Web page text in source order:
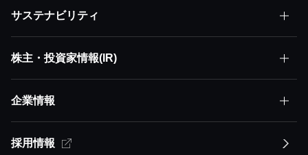
日本ペイントとはトップ
株主価値最大化（MSV）
アセット・アセンブラー
競争優位性
サステナビリティ
サステナビリティトップ
サステナビリティ方針
サステナビリティ方針トップ
イノベーション
株主・投資家情報(IR)
株主・投資家情報(IR)トップ
経営方針
企業情報
企業情報トップ
採用情報